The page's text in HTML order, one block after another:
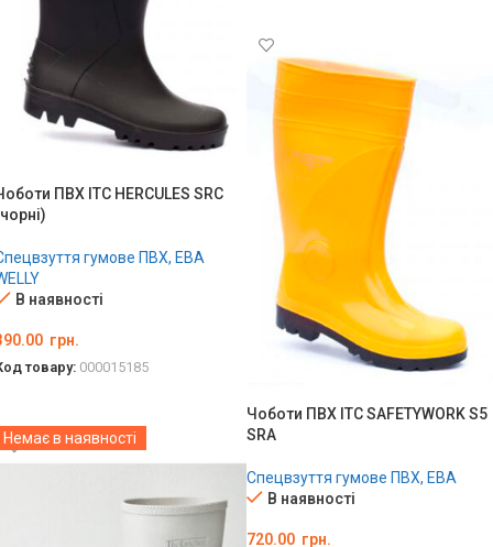
ПВХ ITC HERCULES SRC
гумове ПВХ, ЕВА
В наявності
грн.
товару: 000015185
Чоботи ПВХ ITC SAFETYWORK S5
SRA
Спецвзуття гумове ПВХ, ЕВА
В наявності
720.00 грн.
Немає в наявності